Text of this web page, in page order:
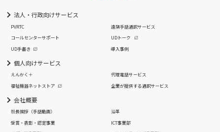
法人・行政向けサービス
PVRTC
遠隔手話通訳サービス
コールセンターサポート
UDトーク
UD手書き
導入事例
個人向けサービス
えんかく＋
代理電話サービス
福祉機器ネットストア
企業が提供する通訳サービス
会社概要
社長挨拶 （手話動画）
沿革
受賞・表彰・認定事業
ICT事業部